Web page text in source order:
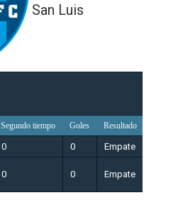
San Luis
Segundo tiempo Goles Resultado
0 0
Empate
0 0 Empate